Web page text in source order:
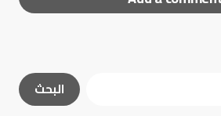
الحقول الإلزاميةالبحث